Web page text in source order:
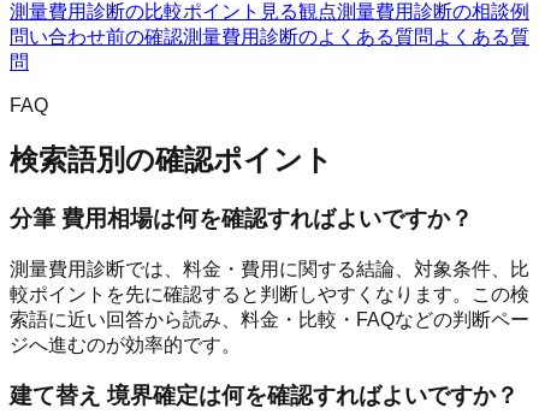
測量費用診断の比較ポイント 見る観点測量費用診断の相談例
問い合わせ前の確認測量費用診断のよくある質問 よくある質
問
FAQ
検索語別の確認ポイント
分筆 費用相場は何を確認すればよいですか？
測量費用診断では、料金・費用に関する結論、対象条件、比
較ポイントを先に確認すると判断しやすくなります。この検
索語に近い回答から読み、料金・比較・FAQなどの判断ペー
ジへ進むのが効率的です。
建て替え 境界確定は何を確認すればよいですか？